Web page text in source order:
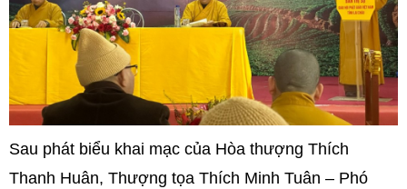
Sau phát biểu khai mạc của Hòa thượng Thích
Thanh Huân, Thượng tọa Thích Minh Tuân – Phó